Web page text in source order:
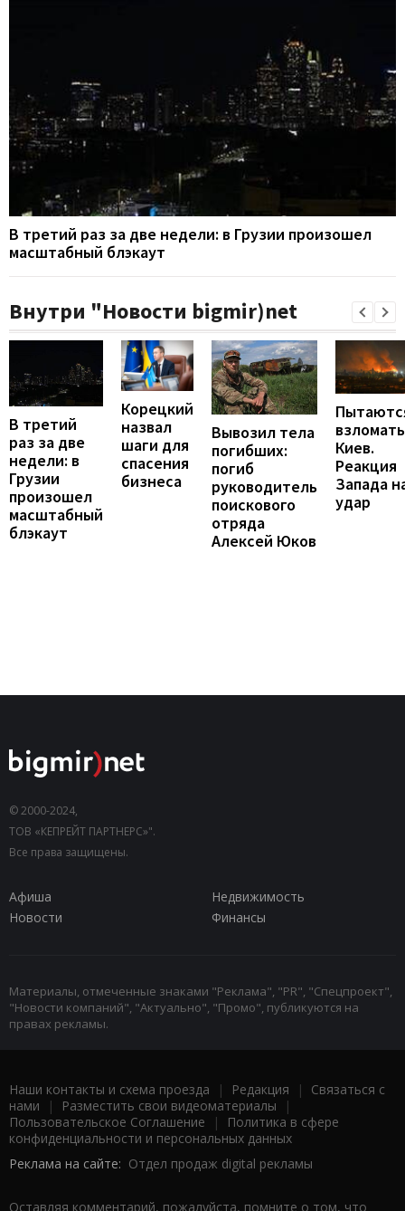
В третий раз за две недели: в Грузии произошел
масштабный блэкаут
Внутри "Новости bigmir)net
В третий
раз за две
недели: в
Грузии
произошел
масштабный
блэкаут
Корецкий
назвал
шаги для
спасения
бизнеса
Вывозил тела
погибших:
погиб
руководитель
поискового
отряда
Алексей Юков
взломать
Киев.
Реакция
Запада
удар
© 2000-2024,
ТОВ «КЕПРЕЙТ ПАРТНЕРС»".
Все права защищены.
Афиша
Недвижимость
Новости
Финансы
Материалы, отмеченные знаками "Реклама", "PR", "Спецпроект",
"Новости компаний", "Актуально", "Промо", публикуются на
правах рекламы.
Наши контакты и схема проезда | Редакция | Связаться с
нами | Разместить свои видеоматериалы |
Пользовательское Соглашение |
Политика в сфере
конфиденциальности и персональных данных
Реклама на сайте: Отдел продаж digital рекламы
Оставляя комментарий, пожалуйста, помните о том, что